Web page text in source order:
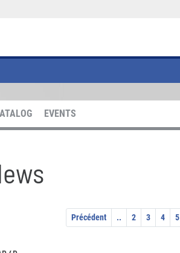
EVENTS
Précédent .. 2 3 4 5